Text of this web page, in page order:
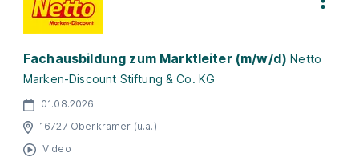
Fachausbildung zum Marktleiter (m/w/d) Netto
Marken-Discount Stiftung & Co. KG
01.08.2026
16727 Oberkrämer (u.a.)
Video